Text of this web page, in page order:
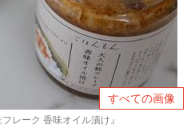
すべての画像
レーク 香味オイル漬け』